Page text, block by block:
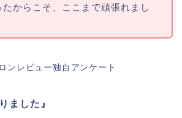
たからこそ、ここまで頑張れまし
ンレビュー独自アンケート
ました』